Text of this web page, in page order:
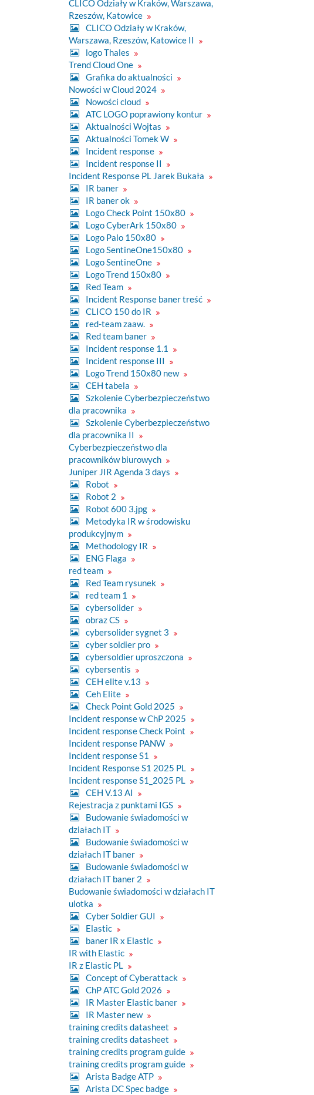
CLICO Odziały w Kraków, Warszawa,
Rzeszów, Katowice
CLICO Odziały w Kraków,
Warszawa, Rzeszów, Katowice II
logo Thales
Trend Cloud One
Grafika do aktualności
Nowości w Cloud 2024
Nowości cloud
ATC LOGO poprawiony kontur
Aktualności Wojtas
Aktualności Tomek W
Incident response
Incident response II
Incident Response PL Jarek Bukała
IR baner
IR baner ok
Logo Check Point 150x80
Logo CyberArk 150x80
Logo Palo 150x80
Logo SentineOne150x80
Logo SentineOne
Logo Trend 150x80
Red Team
Incident Response baner treść
CLICO 150 do IR
red-team zaaw.
Red team baner
Incident response 1.1
Incident response III
Logo Trend 150x80 new
CEH tabela
Szkolenie Cyberbezpieczeństwo
dla pracownika
Szkolenie Cyberbezpieczeństwo
dla pracownika II
Cyberbezpieczeństwo dla
pracowników biurowych
Juniper JIR Agenda 3 days
Robot
Robot 2
Robot 600 3.jpg
Metodyka IR w środowisku
produkcyjnym
Methodology IR
ENG Flaga
red team
Red Team rysunek
red team 1
cybersolider
obraz CS
cybersolider sygnet 3
cyber soldier pro
cybersoldier uproszczona
cybersentis
CEH elite v.13
Ceh Elite
Check Point Gold 2025
Incident response w ChP 2025
Incident response Check Point
Incident response PANW
Incident response S1
Incident Response S1 2025 PL
Incident response S1_2025 PL
CEH V.13 AI
Rejestracja z punktami IGS
Budowanie świadomości w
działach IT
Budowanie świadomości w
działach IT baner
Budowanie świadomości w
działach IT baner 2
Budowanie świadomości w działach IT
ulotka
Cyber Soldier GUI
Elastic
baner IR x Elastic
IR with Elastic
IR z Elastic PL
Concept of Cyberattack
ChP ATC Gold 2026
IR Master Elastic baner
IR Master new
training credits datasheet
training credits datasheet
training credits program guide
training credits program guide
Arista Badge ATP
Arista DC Spec badge